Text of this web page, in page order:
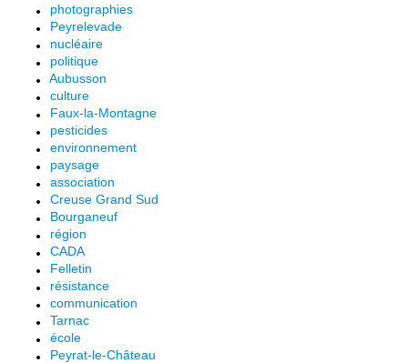
photographies
Peyrelevade
nucléaire
politique
Aubusson
culture
Faux-la-Montagne
pesticides
environnement
paysage
association
Creuse Grand Sud
Bourganeuf
région
CADA
Felletin
résistance
communication
Tarnac
école
Peyrat-le-Château